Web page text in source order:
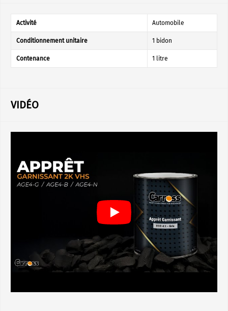
Activité Automobile
Conditionnement unitaire 1 bidon
Contenance 1 litre
VIDÉO